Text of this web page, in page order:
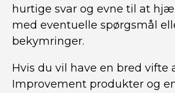
hurtige svar og evne til at
med eventuelle spørgsmål
bekymringer.
Hvis du vil have en bred vifte
Improvement produkter og